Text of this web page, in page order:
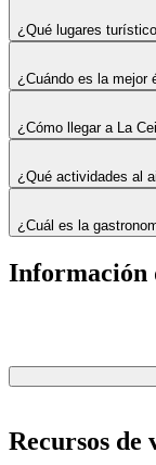
¿Qué lugares
¿Cuándo es la mejor
¿Cómo llegar a La
¿Qué actividades al
¿Cuál es la
Información
Recursos de